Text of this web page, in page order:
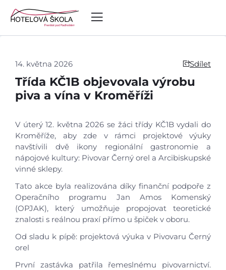
14. května 2026 Sdílet
Třída KČ1B objevovala výrobu
piva a vína v Kroměříži
V úterý 12. května 2026 se žáci třídy KČ1B vydali do
Kroměříže, aby zde v rámci projektové výuky
navštívili dvě ikony regionální gastronomie a
nápojové kultury: Pivovar Černý orel a Arcibiskupské
vinné sklepy.
Tato akce byla realizována díky finanční podpoře z
Operačního programu Jan Amos Komenský
(OPJAK), který umožňuje propojovat teoretické
znalosti s reálnou praxí přímo u špiček v oboru.
Od sladu k pípě: projektová výuka v Pivovaru Černý
orel
První zastávka patřila řemeslnému pivovarnictví.